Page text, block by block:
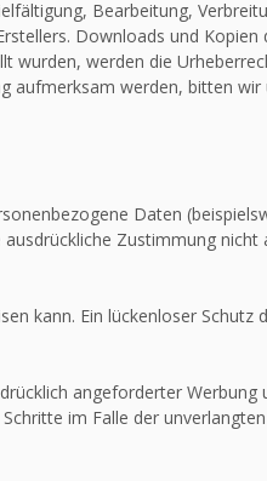
Bearbeitung,
Downloads und Kopien
wurden, werden die
aufmerksam werden, bitten wir
Daten
Zustimmung nicht
kann. Ein lückenloser Schutz
angeforderter Werbung
im Falle der